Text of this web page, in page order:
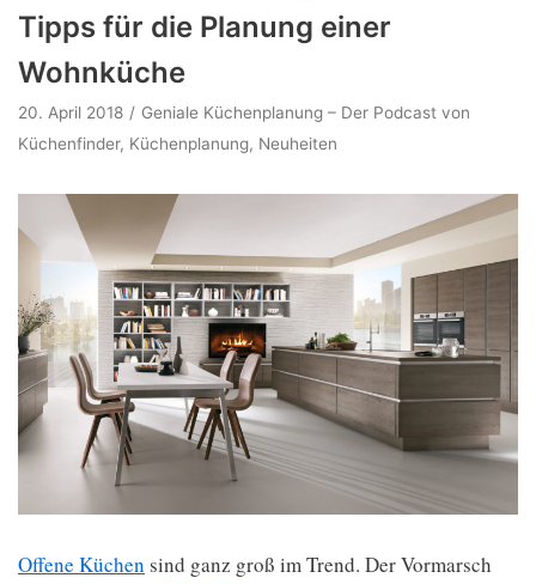
Tipps für die Planung einer
Wohnküche
20. April 2018
Geniale Küchenplanung – Der Podcast von
Küchenfinder, Küchenplanung, Neuheiten
Offene Küchen sind ganz groß im Trend. Der Vormarsch